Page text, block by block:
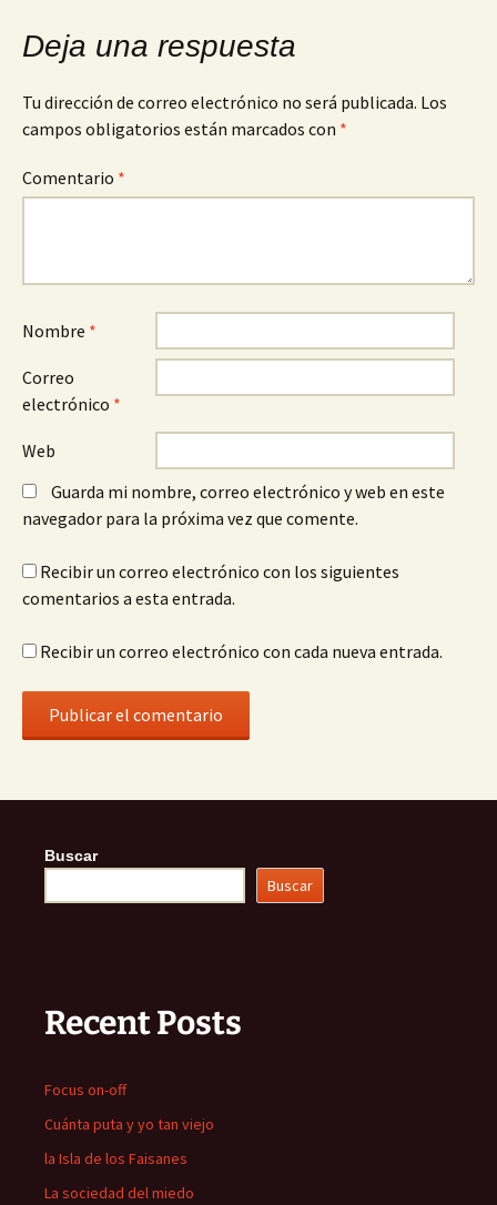
de
entradas
Deja una respuesta
Tu dirección de correo electrónico no será publicada. Los
campos obligatorios están marcados con *
Comentario *
Nombre *
Correo
electrónico *
Web
Guarda mi nombre, correo electrónico y web en este
navegador para la próxima vez que comente.
Recibir un correo electrónico con los siguientes
comentarios a esta entrada.
Recibir un correo electrónico con cada nueva entrada.
Buscar
Buscar
Recent Posts
Focus on-off
Cuánta puta y yo tan viejo
la Isla de los Faisanes
La sociedad del miedo